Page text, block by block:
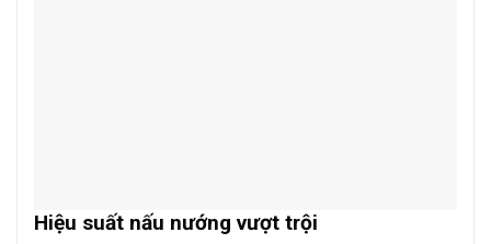
Hiệu suất nấu nướng vượt trội